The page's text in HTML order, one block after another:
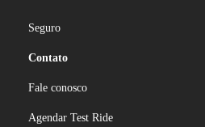
Seguro
Contato
Fale conosco
Agendar Test Ride